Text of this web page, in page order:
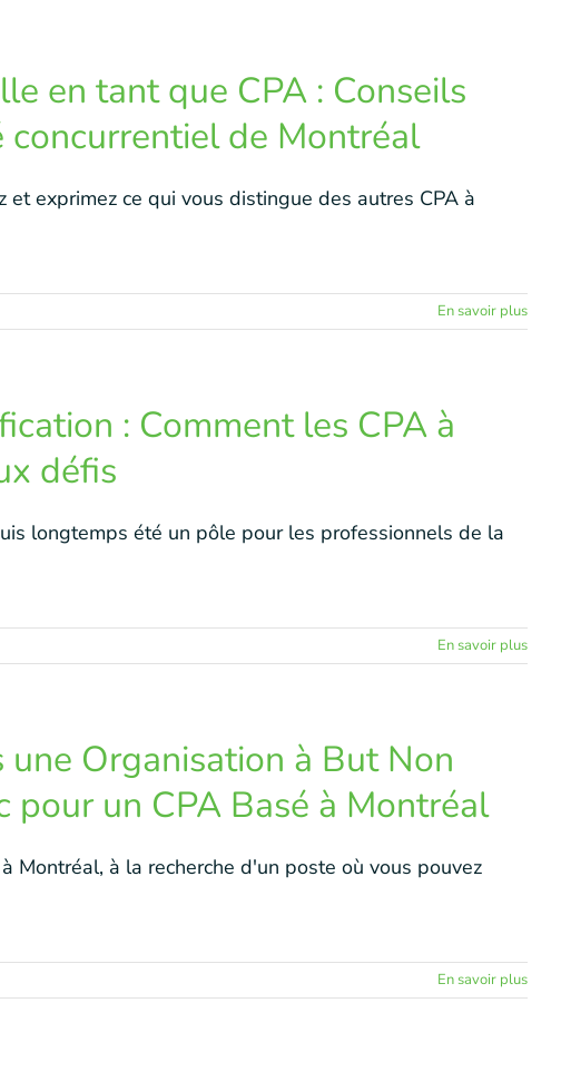
en tant que CPA : Conseils
concurrentiel de Montréal
exprimez ce qui vous distingue des autres CPA à
En savoir plus
: Comment les CPA à
défis
longtemps été un pôle pour les professionnels de la
En savoir plus
Organisation à But Non
un CPA Basé à Montréal
Montréal, à la recherche d'un poste où vous pouvez
En savoir plus